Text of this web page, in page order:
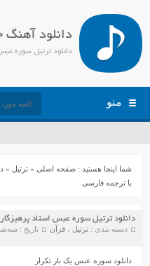
دانلود آهنگ
منو
شما اینجا هستید :صفحه اصلی »ترتیل »
با ترجمه فارسی
دانلود ترتیل سوره عبس استاد
دسته بندی :ترتیل ،قرآن تاریخ : سه‌شنبه 19
دانلود سوره عبس یک بار تکرار